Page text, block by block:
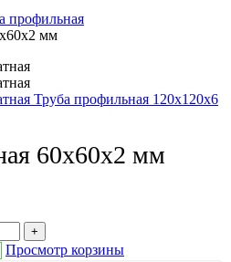
профильная
мм
Труба профильная 120х120х6
60х60х2 мм
+
Просмотр корзины